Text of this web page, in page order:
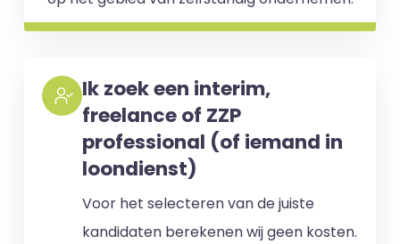
Ik zoek een interim,
freelance of ZZP
professional (of iemand in
loondienst)
Voor het selecteren van de juiste
kandidaten berekenen wij geen kosten.